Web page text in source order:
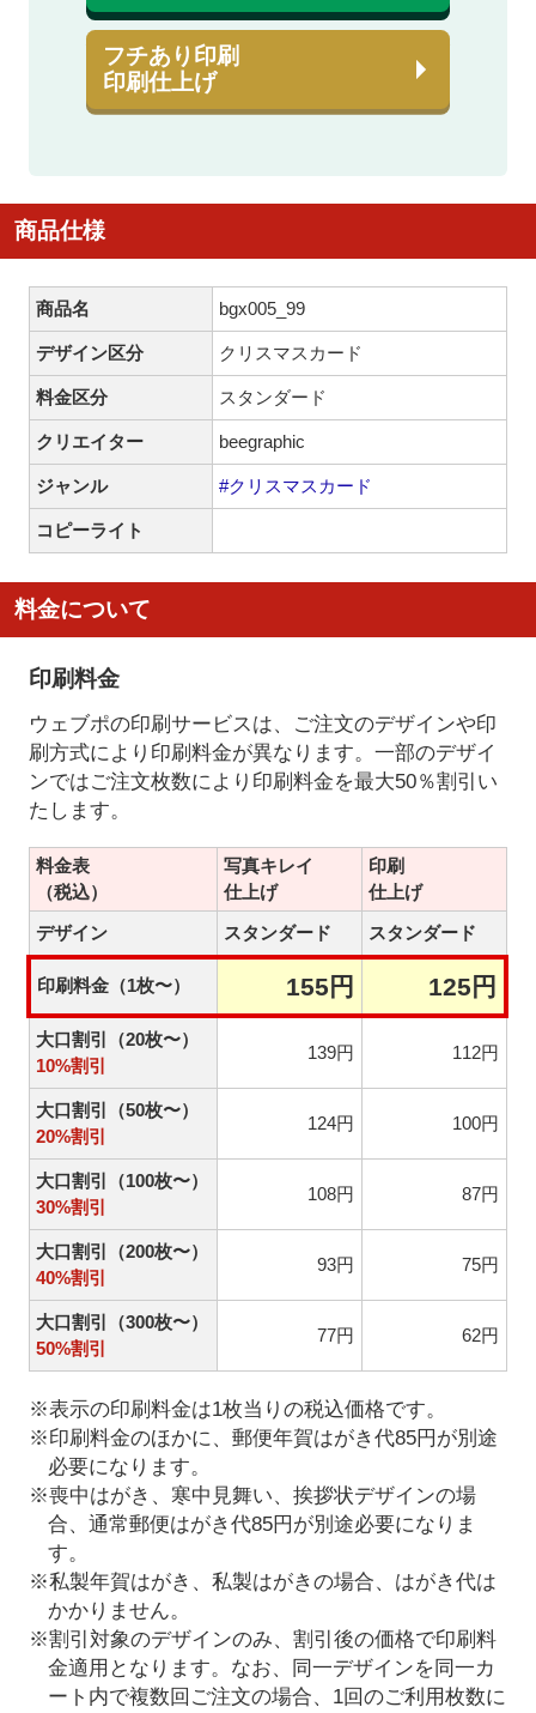
フチあり印刷
印刷仕上げ
商品仕様
商品名 bgx005_99
デザイン区分 クリスマスカード
料金区分 スタンダード
クリエイター beegraphic
ジャンル #クリスマスカード
コピーライト
料金について
印刷料金
ウェブポの印刷サービスは、ご注文のデザインや印
刷方式により印刷料金が異なります。一部のデザイ
ンではご注文枚数により印刷料金を最大50％割引い
たします。
料金表
（税込）
写真キレイ
仕上げ
印刷
仕上げ
デザイン
スタンダード スタンダード
印刷料金（1枚〜） 155円 125円
大口割引（20枚〜）
10%割引
139円 112円
大口割引（50枚〜）
20%割引
124円 100円
大口割引（100枚〜）
30%割引
108円 87円
大口割引（200枚〜）
40%割引
93円 75円
大口割引（300枚〜）
50%割引
77円 62円
※表示の印刷料金は1枚当りの税込価格です。
※印刷料金のほかに、郵便年賀はがき代85円が別途
必要になります。
※喪中はがき、寒中見舞い、挨拶状デザインの場
合、通常郵便はがき代85円が別途必要になりま
す。
※私製年賀はがき、私製はがきの場合、はがき代は
かかりません。
※割引対象のデザインのみ、割引後の価格で印刷料
金適用となります。なお、同一デザインを同一カ
ート内で複数回ご注文の場合、1回のご利用枚数に